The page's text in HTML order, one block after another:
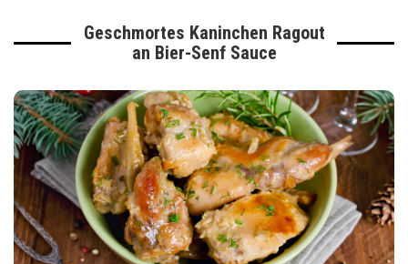
Geschmortes Kaninchen Ragout
an Bier-Senf Sauce